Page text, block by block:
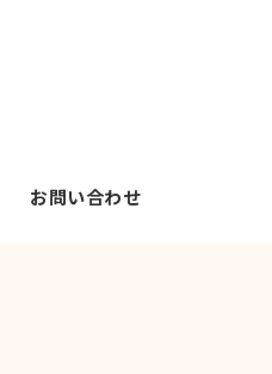
お問い合わせ